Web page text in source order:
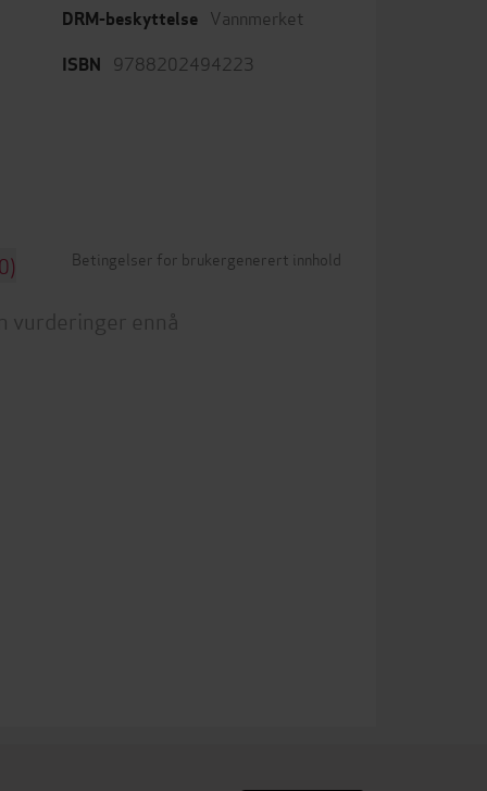
DRM-beskyttelse Vannmerket
ISBN 9788202494223
Betingelser for brukergenerert innhold
vurderinger ennå